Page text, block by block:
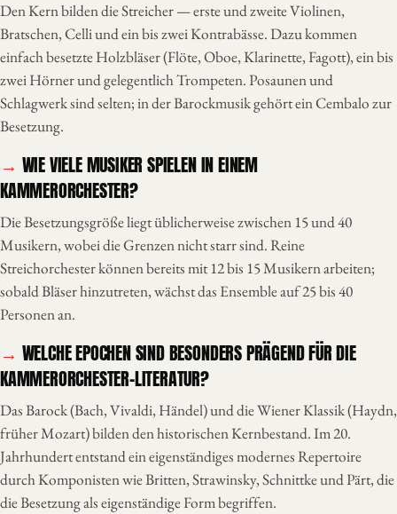
Den Kern bilden die Streicher — erste und zweite Violinen,
Bratschen, Celli und ein bis zwei Kontrabässe. Dazu kommen
einfach besetzte Holzbläser (Flöte, Oboe, Klarinette, Fagott), ein bis
zwei Hörner und gelegentlich Trompeten. Posaunen und
Schlagwerk sind selten; in der Barockmusik gehört ein Cembalo zur
Besetzung.
WIE VIELE MUSIKER SPIELEN IN EINEM
KAMMERORCHESTER?
Die Besetzungsgröße liegt üblicherweise zwischen 15 und 40
Musikern, wobei die Grenzen nicht starr sind. Reine
Streichorchester können bereits mit 12 bis 15 Musikern arbeiten;
sobald Bläser hinzutreten, wächst das Ensemble auf 25 bis 40
Personen an.
WELCHE EPOCHEN SIND BESONDERS PRÄGEND FÜR DIE
KAMMERORCHESTER-LITERATUR?
Das Barock (Bach, Vivaldi, Händel) und die Wiener Klassik (Haydn,
früher Mozart) bilden den historischen Kernbestand. Im 20.
Jahrhundert entstand ein eigenständiges modernes Repertoire
durch Komponisten wie Britten, Strawinsky, Schnittke und Pärt, die
die Besetzung als eigenständige Form begriffen.